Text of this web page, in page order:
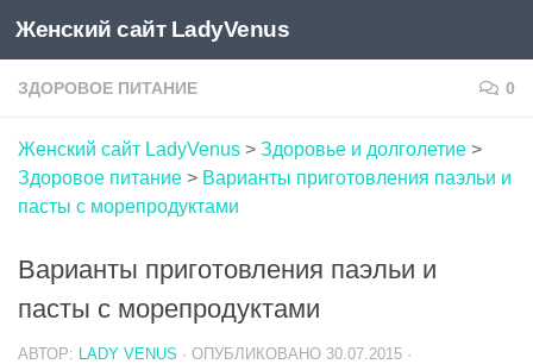
Skip to content
Женский сайт LadyVenus
ЗДОРОВОЕ ПИТАНИЕ 0
Женский сайт LadyVenus > Здоровье и долголетие >
Здоровое питание > Варианты приготовления паэльи и
пасты с морепродуктами
Варианты приготовления паэльи и
пасты с морепродуктами
АВТОР: LADY VENUS · ОПУБЛИКОВАНО 30.07.2015 ·